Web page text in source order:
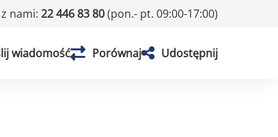
nami: 22 446 83 80(pon.- pt. 09:00-17:00)
wiadomość Porównaj Udostępnij